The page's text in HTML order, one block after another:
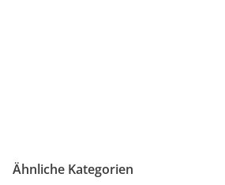
Ähnliche Kategorien